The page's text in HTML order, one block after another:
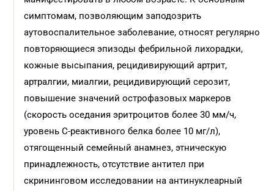
симптомам, позволяющим заподозрить
аутовоспалительное заболевание, относят регулярно
повторяющиеся эпизоды фебрильной лихорадки,
кожные высыпания, рецидивирующий артрит,
артралгии, миалгии, рецидивирующий серозит,
повышение значений острофазовых маркеров
(скорость оседания эритроцитов более 30 мм/ч,
уровень С-реактивного белка более 10 мг/л),
отягощенный семейный анамнез, этническую
принадлежность, отсутствие антител при
скрининговом исследовании на антинуклеарный